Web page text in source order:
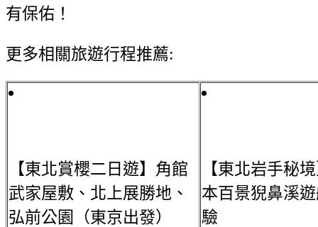
有保佑！
更多相關旅遊行程推薦:
【東北賞櫻二日遊】角館
武家屋敷、北上展勝地、
弘前公園（東京出發）
【東北岩手秘
本百景猊鼻溪
驗